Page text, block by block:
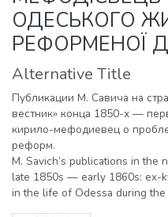
ОДЕСЬКОГО
РЕФОРМЕНОЇ
Alternative Title
Публикации М. Савича на
вестник» конца 1850-х —
кирило-мефодиевец о
реформ.
М. Savich’s publications in the
late 1850s — early 1860s: ex-
in the life of Odessa during